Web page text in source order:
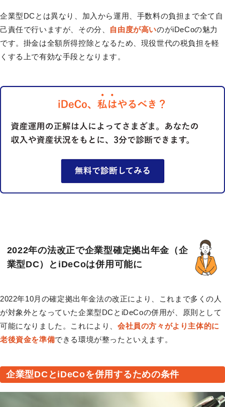
企業型DCとは異なり、加入から運用、手数料の負担まで全て自
己責任で行いますが、その分、 自由度が高いのがiDeCoの魅力
です。掛金は全額所得控除となるため、現役世代の税負担を軽
くする上で有効な手段となります。
2022年の法改正で企業型確定拠出年金（企
業型DC）とiDeCoは併用可能に
2022年10月の確定拠出年金法の改正により、これまで多くの人
が対象外となっていた企業型DCとiDeCoの併用が、原則として
可能になりました。これにより、 会社員の方々がより主体的に
老後資金を準備できる環境が整ったといえます。
企業型DCとiDeCoを併用するための条件